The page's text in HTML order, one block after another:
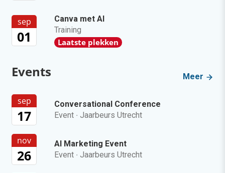
sep
01
Canva met AI
Training
Laatste plekken
Events Meer
sep
17
Conversational Conference
Event · Jaarbeurs Utrecht
nov
26
AI Marketing Event
Event · Jaarbeurs Utrecht